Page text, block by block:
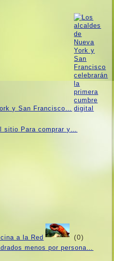
y San Francisco…
sitio Para comprar y…
a la Red (0)
menos por persona…